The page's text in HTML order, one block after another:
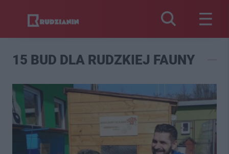
15 BUD DLA RUDZKIEJ FAUNY